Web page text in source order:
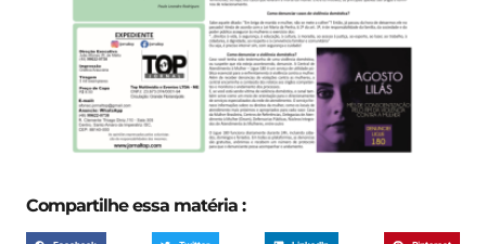
Compartilhe essa matéria :